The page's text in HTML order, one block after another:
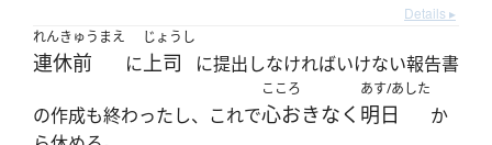
Details ▸
れんきゅうまえ
連休前 に
じょうし
上司 に提出しなければいけない報告書
の作成も終わったし、これで
こころ
心おきなく
あす/あした
明日
か